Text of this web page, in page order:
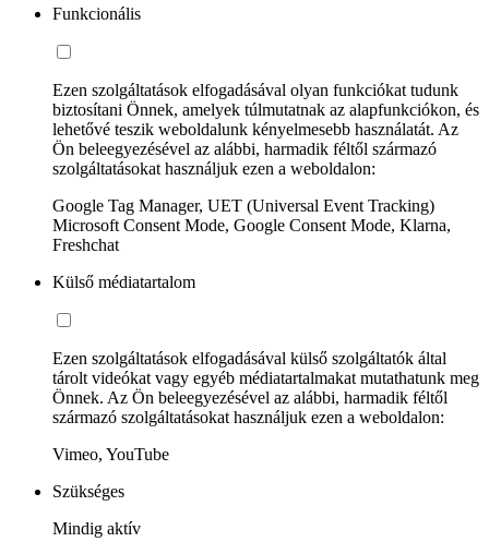
Funkcionális
Ezen szolgáltatások elfogadásával olyan funkciókat tudunk
biztosítani Önnek, amelyek túlmutatnak az alapfunkciókon, és
lehetővé teszik weboldalunk kényelmesebb használatát. Az
Ön beleegyezésével az alábbi, harmadik féltől származó
szolgáltatásokat használjuk ezen a weboldalon:
Google Tag Manager, UET (Universal Event Tracking)
Microsoft Consent Mode, Google Consent Mode, Klarna,
Freshchat
Külső médiatartalom
Ezen szolgáltatások elfogadásával külső szolgáltatók által
tárolt videókat vagy egyéb médiatartalmakat mutathatunk meg
Önnek. Az Ön beleegyezésével az alábbi, harmadik féltől
származó szolgáltatásokat használjuk ezen a weboldalon:
Vimeo, YouTube
Szükséges
Mindig aktív